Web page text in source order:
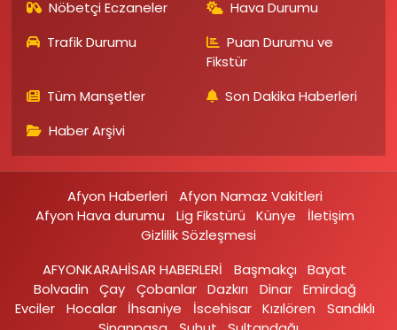
Nöbetçi Eczaneler
Hava Durumu
Trafik Durumu
Puan Durumu ve
Fikstür
Tüm Manşetler
Son Dakika Haberleri
Haber Arşivi
Afyon Haberleri
Afyon Namaz Vakitleri
Afyon Hava durumu
Lig Fikstürü Künye
İletişim
Gizlilik Sözleşmesi
AFYONKARAHİSAR HABERLERİ
Başmakçı
Bayat
Bolvadin
Çay Çobanlar Dazkırı Dinar Emirdağ‎
Evciler‎
Hocalar İhsaniye‎ İscehisar Kızılören‎
Sandıklı‎